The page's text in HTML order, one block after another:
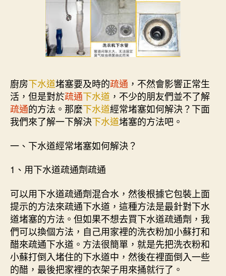
廚房下水道堵塞要及時的疏通 ，不然會影響正常生
活，但是對於疏通下水道 ，不少的朋友們並不了解
疏通的方法。那麼下水道經常堵塞如何解決？下面
我們來了解一下解決下水道堵塞的方法吧。
一、下水道經常堵塞如何解決？
1、用下水道疏通劑疏通
可以用下水道疏通劑混合水，然後根據它包裝上面
提示的方法來疏通下水道，這種方法是最針對下水
道堵塞的方法。但如果不想去買下水道疏通劑，我
們可以換個方法，自己用家裡的洗衣粉加小蘇打和
醋來疏通下水道。方法很簡單，就是先把洗衣粉和
小蘇打倒入堵住的下水道中，然後在裡面倒入一些
的醋，最後把家裡的衣架子用來捅就行了。